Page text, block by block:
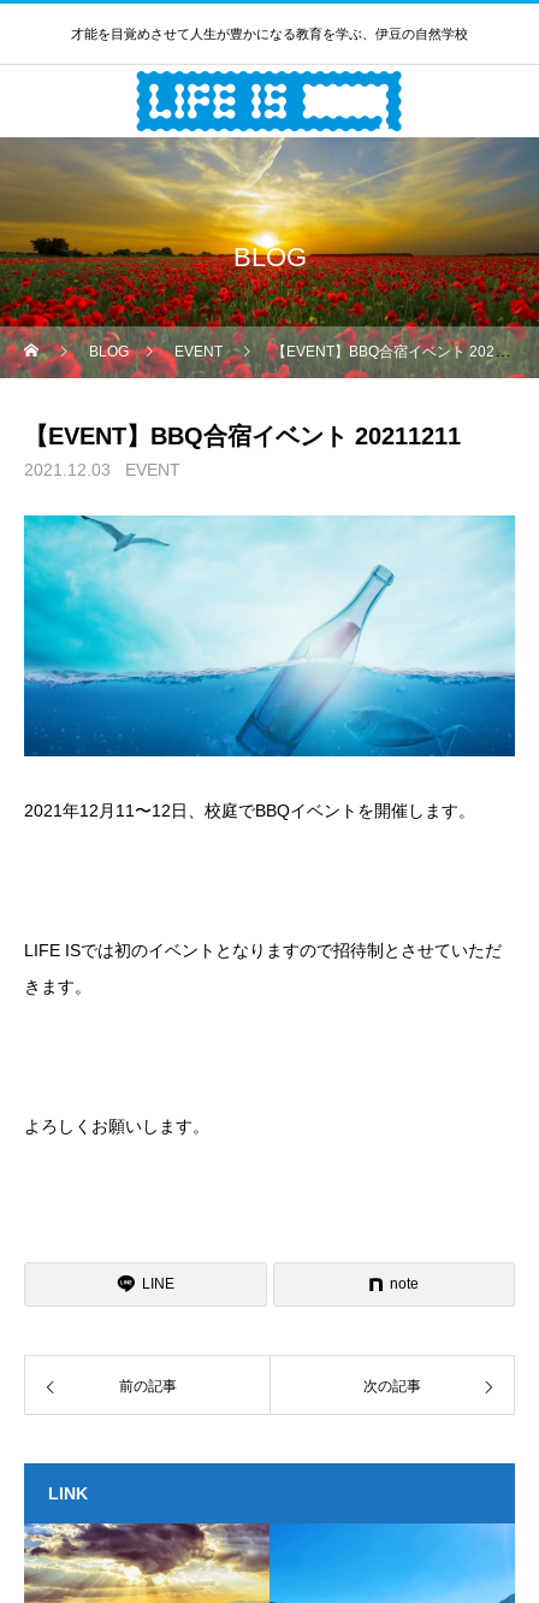
才能を目覚めさせて人生が豊かになる教育を学ぶ、伊豆の自然学校
BLOG
BLOG EVENT 【EVENT】BBQ合宿イベント 20211211
【EVENT】BBQ合宿イベント 20211211
2021.12.03 EVENT
2021年12月11〜12日、校庭でBBQイベントを開催します。
LIFE ISでは初のイベントとなりますので招待制とさせていただ
きます。
よろしくお願いします。
LINE note
前の記事 次の記事
LINK